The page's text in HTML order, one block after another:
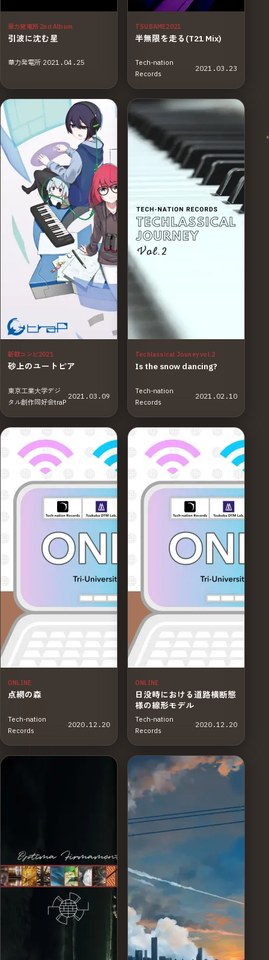
華力発電所 2nd Album
引波に沈む星
華力発電所·2021.04.25
TSUBAME2021
半無限を走る(T21 Mix)
Tech-nation
Records
·2021.03.23
新歓コンピ2021
砂上のユートピア
東京工業大学デジ
タル創作同好会traP
·2021.03.09
Techlassical Jouney vol.2
Is the snow dancing?
Tech-nation
Records
·2021.02.10
ONLINE
点網の森
Tech-nation
Records
·2020.12.20
ONLINE
日没時における道路横断態
様の線形モデル
Tech-nation
Records
·2020.12.20